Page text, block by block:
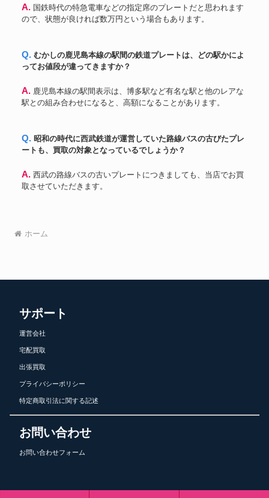
A. 国鉄時代の特急電車などの指定席のプレートだと思われます
ので、状態が良ければ数万円という場合もあります。
Q. むかしの鹿児島本線の駅間の鉄道プレートは、どの駅かによ
ってお値段が違ってきますか？
A. 鹿児島本線の駅間表示は、博多駅など有名な駅と他のレアな
駅との組み合わせになると、高額になることがあります。
Q. 昭和の時代に西武鉄道が運営していた路線バスの古びたプレ
ートも、買取の対象となっているでしょうか？
A. 西武の路線バスの古いプレートにつきましても、当店でお買
取させていただきます。
ホーム
サポート
運営会社
宅配買取
出張買取
プライバシーポリシー
特定商取引法に関する記述
お問い合わせ
お問い合わせフォーム